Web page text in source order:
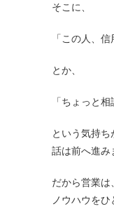
そこに、
「この人、
とか、
「ちょっと
という気持ち
話は前へ進み
だから営業は、
ノウハウをひ